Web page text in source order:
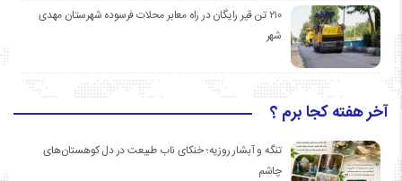
۲۱۰ تن قیر رایگان در راه معابر محلات فرسوده شهرستان مهدی
شهر
آخر هفته کجا برم ؟
تنگه و آبشار روزیه؛ خنکای ناب طبیعت در دل کوهستان‌های
چاشم